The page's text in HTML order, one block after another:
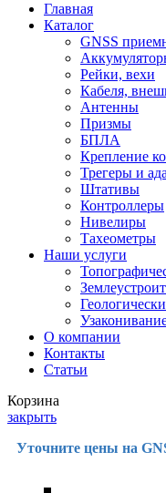
Главная
Каталог
GNSS
Рейки, вехи
Кабеля,
Антенны
Призмы
БПЛА
Крепление
Трегеры и
Штативы
Контроллеры
Нивелиры
Тахеометры
Наши услуги
О компании
Контакты
Статьи
Корзина
закрыть
Уточните цены на